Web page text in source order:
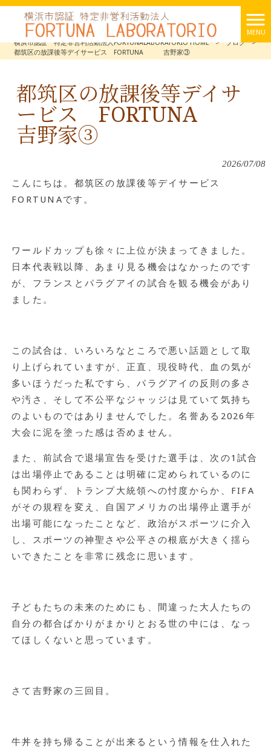
MENU
横浜市認証 特定非営利活動法人FORTUNALABORATORIO HOME
> ブログ
>
都筑区の放課後等デイサービス FORTUNA 吉野家③
都筑区の放課後等デイサ
ービス FORTUNA
吉野家③
2026/07/08
こんにちは。都筑区の放課後等デイサービス
FORTUNAです。
ワールドカップも徐々に上位が決まってきました。
日本代表戦以降、あまり見る機会はなかったのです
が、フランスとパラグアイの試合を観る機会があり
ました。
この試合は、いろいろなところで悪い話題として取
り上げられていますが、正直、現役時代、血の気が
多いほうだった私ですら、パラグアイの反則の多さ
や汚さ、そして不公平なジャッジは見ていて気持ち
のよいものではありませんでした。名誉ある2026年
大会に泥を塗った感は否めません。
また、前試合で退場宣告を受けた選手は、次の1試合
は出場停止であることは明確に定められているのに
も関わらず、トランプ大統領への忖度からか、FIFA
がその規程を変え、自国アメリカの出場停止選手が
出場可能になったことなど、政治がスポーツに介入
し、スポーツの神聖さや公平さの根底が大きく揺ら
いできたことを非常に残念に思います。
子どもたちの未来のためにも、間違った大人たちの
自分の都合ばかりがまかりとおる世の中には、なっ
てほしくないと思っています。
さて吉野家の三回目。
牛丼を持ち帰ることが出来るという情報を仕入れた